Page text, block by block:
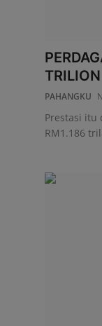
PAHANGKU
Prestasi itu
RM1.186